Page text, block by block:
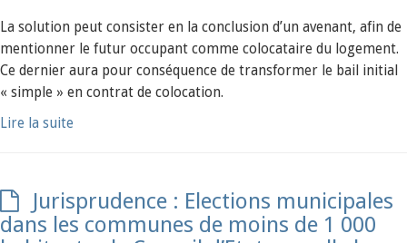
La solution peut consister en la conclusion d’un avenant, afin de
mentionner le futur occupant comme colocataire du logement.
Ce dernier aura pour conséquence de transformer le bail initial
« simple » en contrat de colocation.
Lire la suite
Jurisprudence : Elections municipales
dans les communes de moins de 1 000